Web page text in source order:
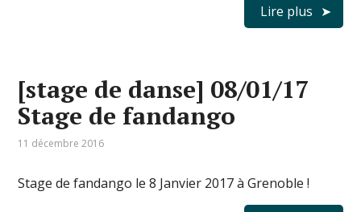
Lire plus
[stage de danse] 08/01/17
Stage de fandango
11 décembre 2016
Stage de fandango le 8 Janvier 2017 à Grenoble !